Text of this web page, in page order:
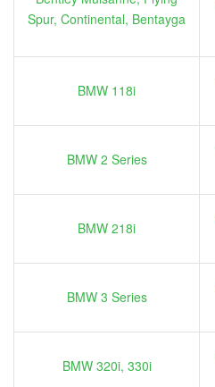
Spur, Continental, Bentayga
BMW 118i
BMW 2 Series
BMW 218i
BMW 3 Series
BMW 320i, 330i